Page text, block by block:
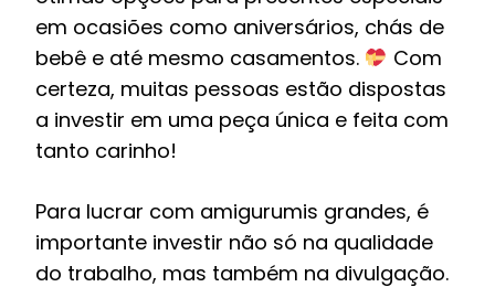
em ocasiões como aniversários, chás de
bebê e até mesmo casamentos.
Com
certeza, muitas pessoas estão dispostas
a investir em uma peça única e feita com
tanto carinho!
Para lucrar com amigurumis grandes, é
importante investir não só na qualidade
do trabalho, mas também na divulgação.